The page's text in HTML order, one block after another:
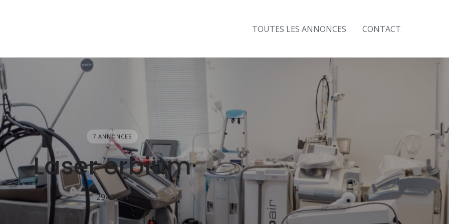
TOUTES LES ANNONCES CONTACT
7 ANNONCES
Laser erbium
2940 nm